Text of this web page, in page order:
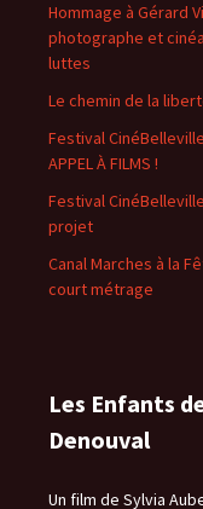
Hommage à Gérard
photographe et
luttes
Le chemin de la
Festival
APPEL À FILMS !
Festival
projet
Canal Marches à la
court métrage
Les Enfants
Denouval
Un film de Sylvia